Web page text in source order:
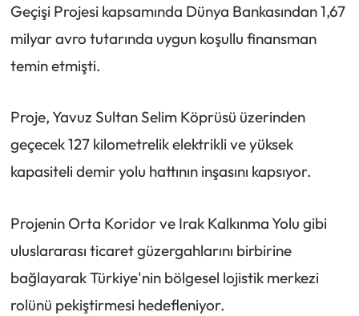
Geçişi Projesi kapsamında Dünya Bankasından 1,67
milyar avro tutarında uygun koşullu finansman
temin etmişti.
Proje, Yavuz Sultan Selim Köprüsü üzerinden
geçecek 127 kilometrelik elektrikli ve yüksek
kapasiteli demir yolu hattının inşasını kapsıyor.
Projenin Orta Koridor ve Irak Kalkınma Yolu gibi
uluslararası ticaret güzergahlarını birbirine
bağlayarak Türkiye'nin bölgesel lojistik merkezi
rolünü pekiştirmesi hedefleniyor.